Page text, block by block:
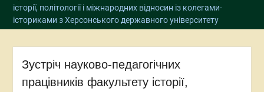
історії, політології і міжнародних відносин із колегами-
істориками з Херсонського державного університету
Зустріч науково-педагогічних
працівників факультету історії,